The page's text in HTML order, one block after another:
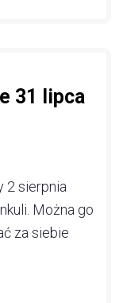
31 lipca
2 sierpnia
Można go
za siebie